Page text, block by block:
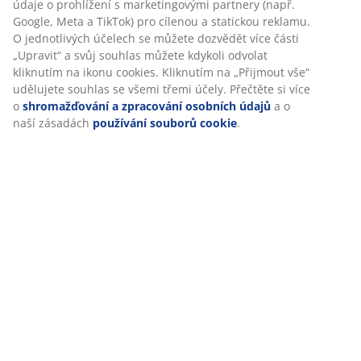
Skladová položka: 4912382
Specifikace
údaje o prohlížení s marketingovými partnery (např.
Google, Meta a TikTok) pro cílenou a statickou reklamu.
O jednotlivých účelech se můžete dozvědět více části
„Upravit“ a svůj souhlas můžete kdykoli odvolat
kliknutím na ikonu cookies. Kliknutím na „Přijmout vše“
udělujete souhlas se všemi třemi účely. Přečtěte si více
o shromažďování a zpracování osobních údajů a o
naší zásadách používání souborů cookie.